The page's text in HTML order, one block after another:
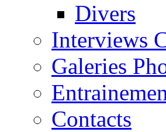
Divers
Interviews
Galeries
Contacts